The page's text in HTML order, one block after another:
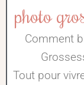
photo
Comment
Tout pour